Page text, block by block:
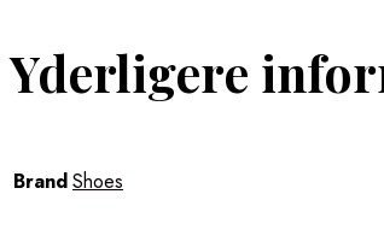
Yderligere
BrandShoes